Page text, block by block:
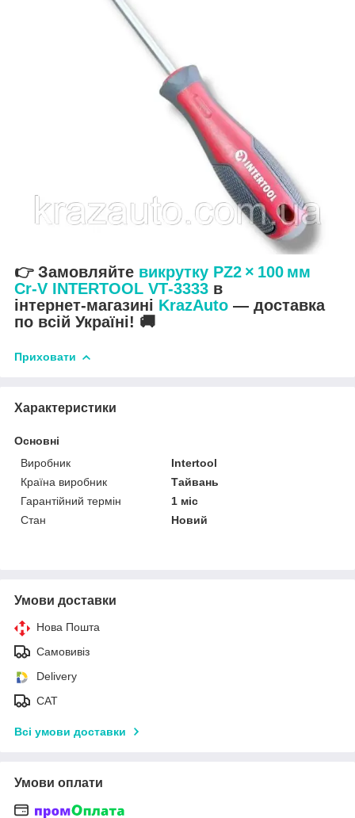
👉 Замовляйте викрутку PZ2 × 100 мм
Cr‑V INTERTOOL VT‑3333 в
інтернет‑магазині KrazAuto — доставка
по всій Україні! 🚚
Приховати
Характеристики
Основні
Виробник
Intertool
Країна виробник
Тайвань
Гарантійний термін
1 міс
Стан
Новий
Умови доставки
Нова Пошта
Самовивіз
Delivery
САТ
Всі умови доставки
Умови оплати